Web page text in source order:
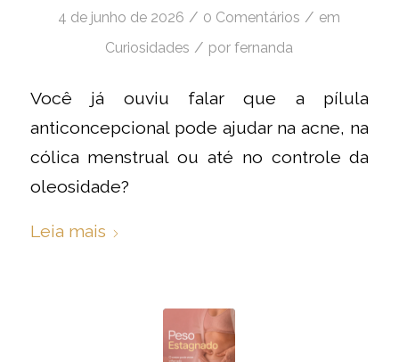
4 de junho de 2026 / 0 Comentários / em
Curiosidades / porfernanda
Você já ouviu falar que a pílula
anticoncepcional pode ajudar na acne, na
cólica menstrual ou até no controle da
oleosidade?
Leia mais